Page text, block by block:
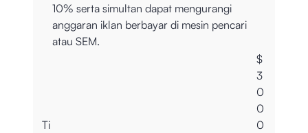
10% serta simultan dapat mengurangi
anggaran iklan berbayar di mesin pencari
atau SEM.
Ti
$
3
0
0
0